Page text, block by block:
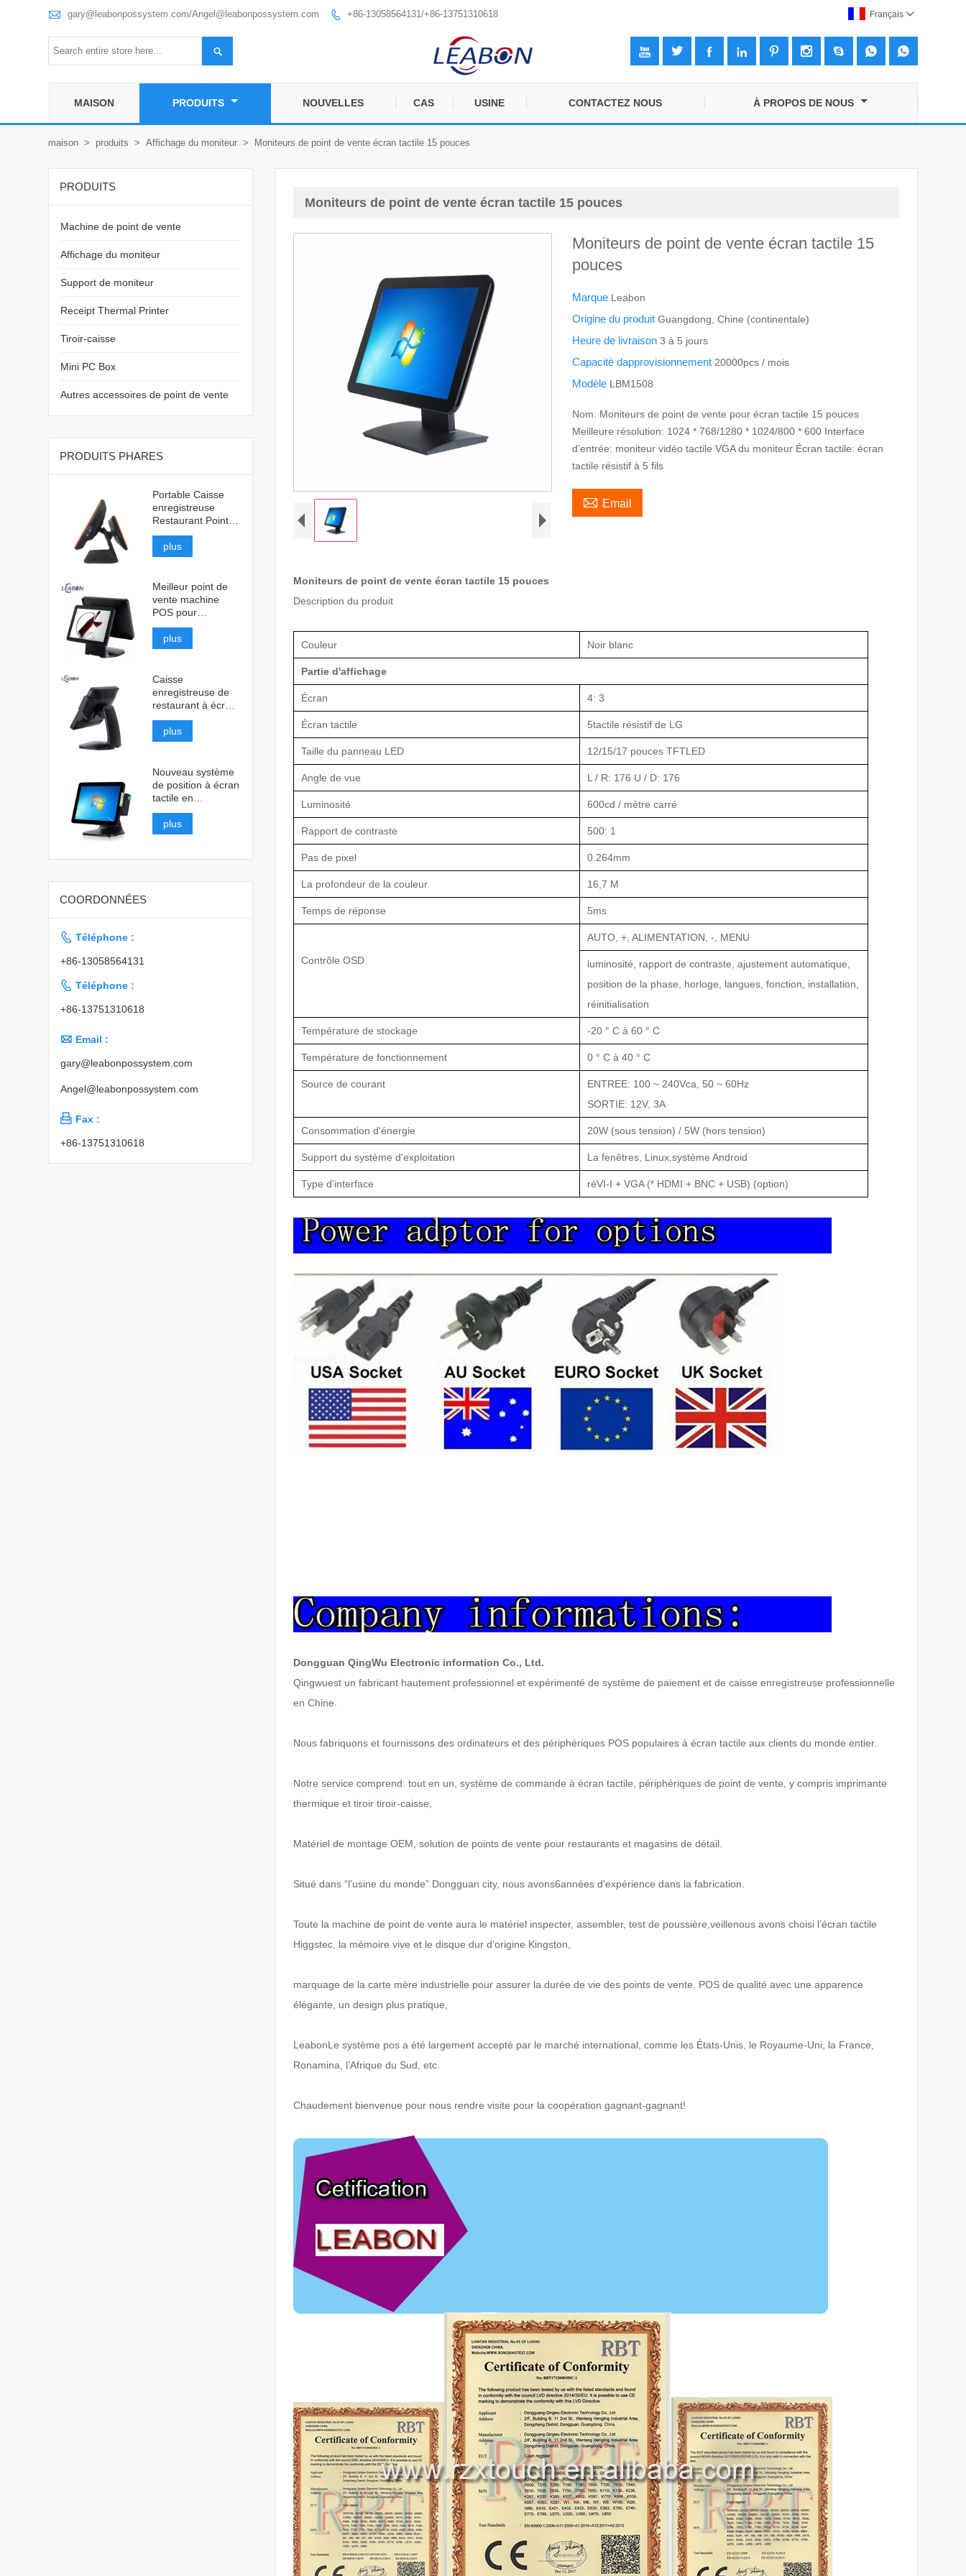
 gary@leabonpossystem.com/Angel@leabonpossystem.com  +86-13058564131/+86-13751310618 Français 
        

MAISON PRODUITS NOUVELLES CAS USINE CONTACTEZ NOUS À PROPOS DE NOUS
maison > produits > Affichage du moniteur > Moniteurs de point de vente écran tactile 15 pouces
Moniteurs de point de vente écran tactile 15 pouces
Moniteurs de point de vente écran tactile 15
pouces
Marque Leabon
Origine du produit Guangdong, Chine (continentale)
Heure de livraison 3 à 5 jours
Capacité dapprovisionnement 20000pcs / mois
Modèle LBM1508
Nom: Moniteurs de point de vente pour écran tactile 15 pouces
Meilleure résolution: 1024 * 768/1280 * 1024/800 * 600 Interface
d’entrée: moniteur vidéo tactile VGA du moniteur Écran tactile: écran
tactile résistif à 5 fils
 Email
Moniteurs de point de vente écran tactile 15 pouces
Description du produit
Couleur Noir blanc
Partie d'affichage
Écran 4: 3
Écran tactile 5tactile résistif de LG
Taille du panneau LED 12/15/17 pouces TFTLED
Angle de vue L / R: 176 U / D: 176
Luminosité 600cd / mètre carré
Rapport de contraste 500: 1
Pas de pixel 0.264mm
La profondeur de la couleur 16,7 M
Temps de réponse 5ms
Contrôle OSD
AUTO, +, ALIMENTATION, -, MENU
luminosité, rapport de contraste, ajustement automatique,
position de la phase, horloge, langues, fonction, installation,
réinitialisation
Température de stockage -20 ° C à 60 ° C
Température de fonctionnement 0 ° C à 40 ° C
Source de courant
ENTREE: 100 ~ 240Vca, 50 ~ 60Hz
SORTIE: 12V, 3A
Consommation d'énergie 20W (sous tension) / 5W (hors tension)
Support du système d'exploitation La fenêtres, Linux, système Android
Type d'interface réVI-I + VGA (* HDMI + BNC + USB) (option)
Dongguan QingWu Electronic information Co., Ltd.
Qingwuest un fabricant hautement professionnel et expérimenté de système de paiement et de caisse enregistreuse professionnelle
en Chine.
Nous fabriquons et fournissons des ordinateurs et des périphériques POS populaires à écran tactile aux clients du monde entier.
Notre service comprend: tout en un, système de commande à écran tactile, périphériques de point de vente, y compris imprimante
thermique et tiroir tiroir-caisse,
Matériel de montage OEM, solution de points de vente pour restaurants et magasins de détail.
Situé dans “l'usine du monde” Dongguan city, nous avons6années d'expérience dans la fabrication.
Toute la machine de point de vente aura le matériel inspecter, assembler, test de poussière, veillenous avons choisi l’écran tactile
Higgstec, la mémoire vive et le disque dur d’origine Kingston,
marquage de la carte mère industrielle pour assurer la durée de vie des points de vente. POS de qualité avec une apparence
élégante, un design plus pratique,
LeabonLe système pos a été largement accepté par le marché international, comme les États-Unis, le Royaume-Uni, la France,
Ronamina, l’Afrique du Sud, etc.
Chaudement bienvenue pour nous rendre visite pour la coopération gagnant-gagnant!
PRODUITS
Machine de point de vente
Affichage du moniteur
Support de moniteur
Receipt Thermal Printer
Tiroir-caisse
Mini PC Box
Autres accessoires de point de vente
PRODUITS PHARES
Portable Caisse
enregistreuse
Restaurant Point
de vente
plus
Meilleur point de
vente machine
POS pour
restaurant
plus
Caisse
enregistreuse de
restaurant à écran
tactile
plus
Nouveau système
de position à écran
tactile en
aluminium
plus
COORDONNÉES
 Téléphone :
+86-13058564131
 Téléphone :
+86-13751310618
 Email :
gary@leabonpossystem.com
Angel@leabonpossystem.com
 Fax :
+86-13751310618